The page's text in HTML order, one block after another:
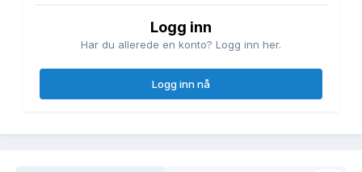
Logg inn
Har du allerede en konto? Logg inn her.
Logg inn nå